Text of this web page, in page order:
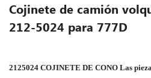
Cojinete de camión
212-5024 para 777D
2125024 COJINETE DE CONO Las